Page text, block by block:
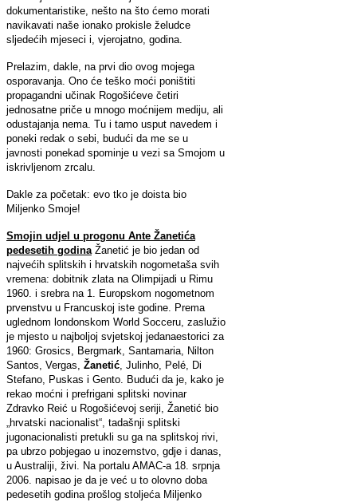
dokumentaristike, nešto na što ćemo morati
navikavati naše ionako prokisle želudce
sljedećih mjeseci i, vjerojatno, godina.
Prelazim, dakle, na prvi dio ovog mojega
osporavanja. Ono će teško moći poništiti
propagandni učinak Rogošićeve četiri
jednosatne priče u mnogo moćnijem mediju, ali
odustajanja nema. Tu i tamo usput navedem i
poneki redak o sebi, budući da me se u
javnosti ponekad spominje u vezi sa Smojom u
iskrivljenom zrcalu.
Dakle za početak: evo tko je doista bio
Miljenko Smoje!
Smojin udjel u progonu Ante Žanetića
pedesetih godinaŽanetić je bio jedan od
najvećih splitskih i hrvatskih nogometaša svih
vremena: dobitnik zlata na Olimpijadi u Rimu
1960. i srebra na 1. Europskom nogometnom
prvenstvu u Francuskoj iste godine. Prema
uglednom londonskom World Socceru, zaslužio
je mjesto u najboljoj svjetskoj jedanaestorici za
1960: Grosics, Bergmark, Santamaria, Nilton
Santos, Vergas, Žanetić, Julinho, Pelé, Di
Stefano, Puskas i Gento. Budući da je, kako je
rekao moćni i prefrigani splitski novinar
Zdravko Reić u Rogošićevoj seriji, Žanetić bio
„hrvatski nacionalist“, tadašnji splitski
jugonacionalisti pretukli su ga na splitskoj rivi,
pa ubrzo pobjegao u inozemstvo, gdje i danas,
u Australiji, živi. Na portalu AMAC-a 18. srpnja
2006. napisao je da je već u to olovno doba
pedesetih godina prošlog stoljeća Miljenko